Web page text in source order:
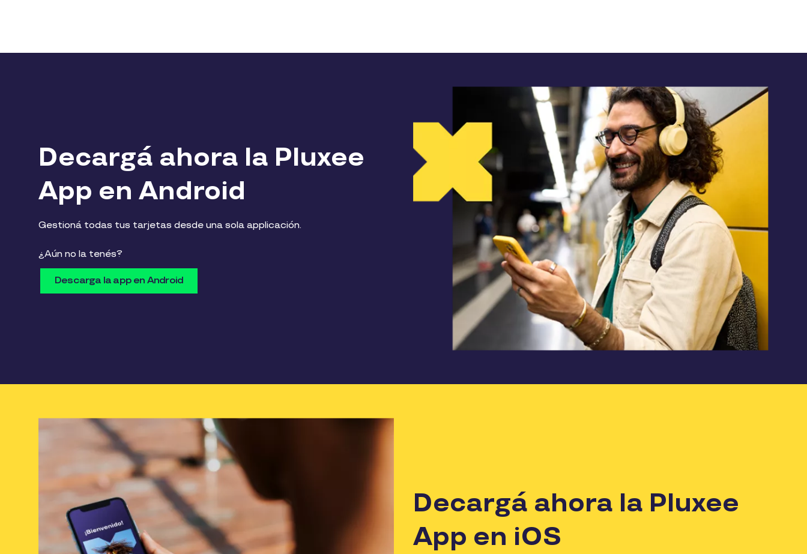
Decargá ahora la Pluxee
App en Android
Gestioná todas tus tarjetas desde una sola applicación.
¿Aún no la tenés?
Descarga la app en Android
Decargá ahora la Pluxee
App en iOS